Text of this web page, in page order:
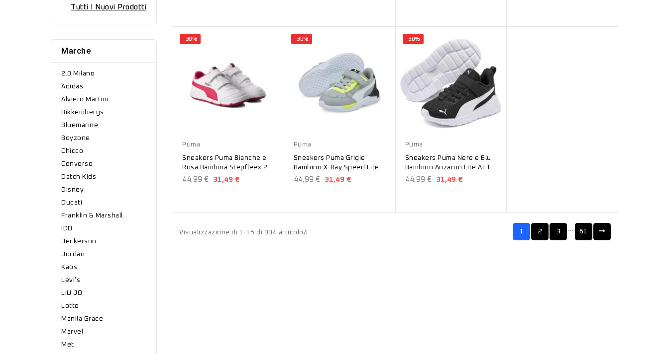
Tutti I Nuovi Prodotti
Marche
2.0 Milano
Adidas
Alviero Martini
Bikkembergs
Bluemarine
Boyzone
Chicco
Converse
Datch Kids
Disney
Ducati
Franklin & Marshall
IDO
Jeckerson
Jordan
Kaos
Levi's
LIU JO
Lotto
Manila Grace
Marvel
Met
-30%
Puma
Sneakers Puma Bianche e
Rosa Bambina Stepfleex 2
Sl V Inf 19252316
44,99 € 31,49 €
-30%
Puma
Sneakers Puma Grigie
Bambino X-Ray Speed Lite
AC 38552606
44,99 € 31,49 €
-30%
Puma
Sneakers Puma Nere e Blu
Bambino Anzarun Lite Ac Inf
37201001
44,99 € 31,49 €
Visualizzazione di 1-15 di 904 articolo/i 1 2 3 … 61